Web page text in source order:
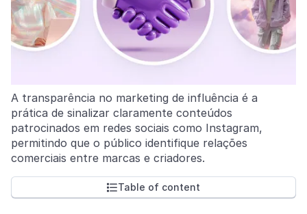
A transparência no marketing de influência é a
prática de sinalizar claramente conteúdos
patrocinados em redes sociais como Instagram,
permitindo que o público identifique relações
comerciais entre marcas e criadores.
Table of content